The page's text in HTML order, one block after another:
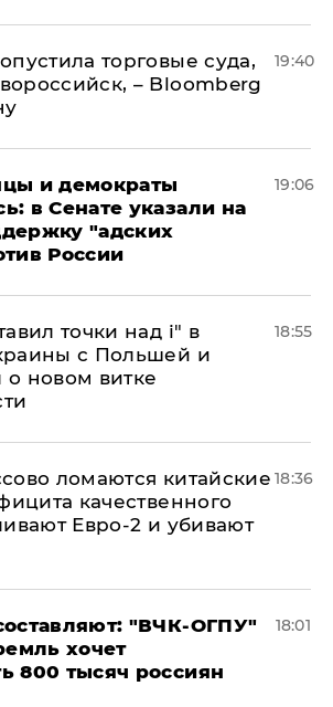
торговые суда,
– Bloomberg
19:40
и демократы
в Сенате указали на
"адских
России
19:06
точки над і" в
с Польшей и
новом витке
18:55
ломаются китайские
качественного
Евро-2 и убивают
18:36
"ВЧК-ОГПУ"
хочет
800 тысяч россиян
18:01